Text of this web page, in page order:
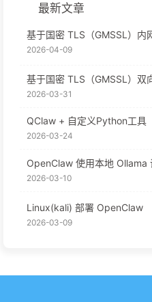
最新文章
基于国密 TLS（GMSSL）内
2026-04-09
基于国密 TLS（GMSSL）双
2026-03-31
QClaw + 自定义Python工具
2026-03-24
OpenClaw 使用本地 Ollama
2026-03-10
Linux(kali) 部署 OpenClaw
2026-03-09